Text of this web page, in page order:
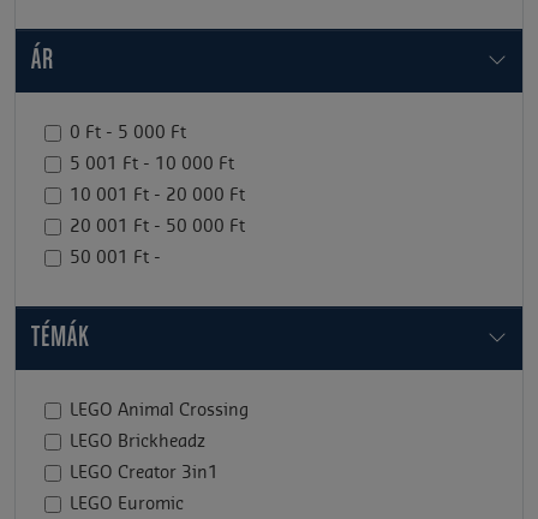
ÁR
0 Ft - 5 000 Ft
5 001 Ft - 10 000 Ft
10 001 Ft - 20 000 Ft
20 001 Ft - 50 000 Ft
50 001 Ft -
TÉMÁK
LEGO Animal Crossing
LEGO Brickheadz
LEGO Creator 3in1
LEGO Euromic